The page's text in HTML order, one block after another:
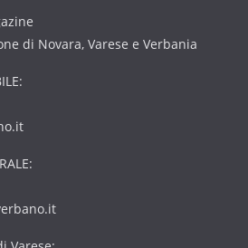
di Novara, Varese e Verbania